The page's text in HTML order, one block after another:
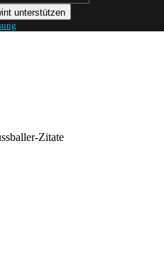
unterstützen
Zitate